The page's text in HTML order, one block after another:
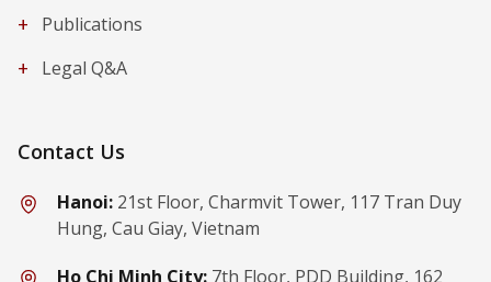
+ Publications
+ Legal Q&A
Contact Us
Hanoi: 21st Floor, Charmvit Tower, 117 Tran Duy
Hung, Cau Giay, Vietnam
Ho Chi Minh City: 7th Floor, PDD Building, 162